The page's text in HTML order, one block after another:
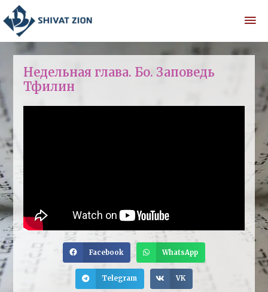
Недельная глава. Бо. Заповедь
Тфилин
Facebook WhatsApp
Telegram VK